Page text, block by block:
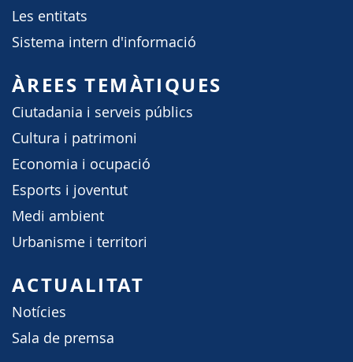
Les entitats
Sistema intern d'informació
ÀREES TEMÀTIQUES
Ciutadania i serveis públics
Cultura i patrimoni
Economia i ocupació
Esports i joventut
Medi ambient
Urbanisme i territori
ACTUALITAT
Notícies
Sala de premsa